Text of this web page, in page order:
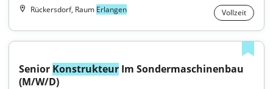
Rückersdorf, Raum Erlangen Vollzeit
Senior Konstrukteur Im Sondermaschinenbau
(M/W/D)